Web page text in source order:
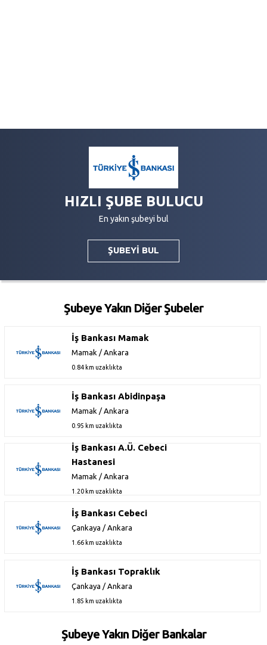
HIZLI ŞUBE BULUCU
En yakın şubeyi bul
ŞUBEYİ BUL
Şubeye Yakın Diğer Şubeler
İş Bankası Mamak
Mamak / Ankara
0.84 km uzaklıkta
İş Bankası Abidinpaşa
Mamak / Ankara
0.95 km uzaklıkta
İş Bankası A.Ü. Cebeci
Hastanesi
Mamak / Ankara
1.20 km uzaklıkta
İş Bankası Cebeci
Çankaya / Ankara
1.66 km uzaklıkta
İş Bankası Topraklık
Çankaya / Ankara
1.85 km uzaklıkta
Şubeye Yakın Diğer Bankalar